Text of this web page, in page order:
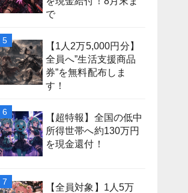
で
【1人2万5,000円分】
全員へ”生活支援商品
券”を無料配布しま
す！
【超特報】全国の低中
所得世帯へ約130万円
を現金還付！
【全員対象】1人5万